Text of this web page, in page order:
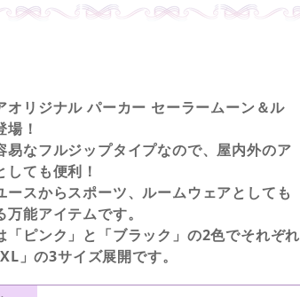
オリジナル パーカー セーラームーン＆ル
場！
易なフルジップタイプなので、屋内外のア
しても便利！
ースからスポーツ、ルームウェアとしても
万能アイテムです。
「ピンク」と「ブラック」の2色でそれぞれ
」の3サイズ展開です。